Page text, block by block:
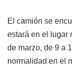
El camión se
estará en el lugar
de marzo, de 9 a
normalidad en el